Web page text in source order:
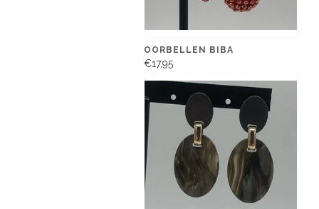
OORBELLEN BIBA
€17,95